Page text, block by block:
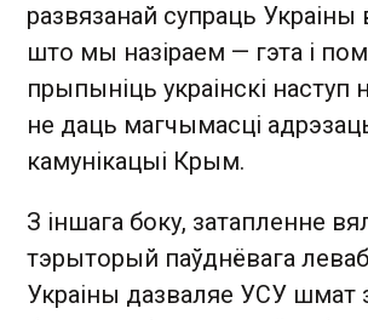
развязанай супраць Украіны
што мы назіраем — гэта і
прыпыніць украінскі наступ
не даць магчымасці
камунікацыі Крым.
З іншага боку, затапленне
тэрыторый паўднёвага
Украіны дазваляе УСУ шмат